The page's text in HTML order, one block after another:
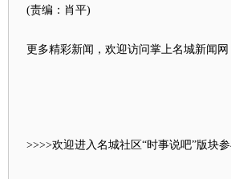
(责编：肖平)
更多精彩新闻，欢迎访问掌上名城新闻网
>>>>欢迎进入名城社区“时事说吧”版块